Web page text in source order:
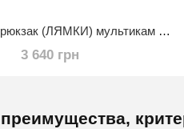
Тактический рюкзак (ЛЯМКИ) мультикам 15л, Мультикам
3 640 грн